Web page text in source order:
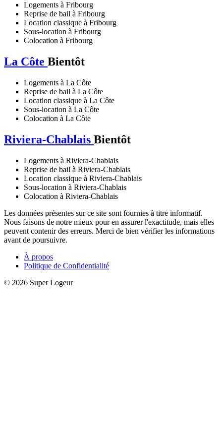
Logements à Fribourg
Reprise de bail à Fribourg
Location classique à Fribourg
Sous-location à Fribourg
Colocation à Fribourg
La Côte Bientôt
Logements à La Côte
Reprise de bail à La Côte
Location classique à La Côte
Sous-location à La Côte
Colocation à La Côte
Riviera-Chablais Bientôt
Logements à Riviera-Chablais
Reprise de bail à Riviera-Chablais
Location classique à Riviera-Chablais
Sous-location à Riviera-Chablais
Colocation à Riviera-Chablais
Les données présentes sur ce site sont fournies à titre informatif.
Nous faisons de notre mieux pour en assurer l'exactitude, mais elles
peuvent contenir des erreurs. Merci de bien vérifier les informations
avant de poursuivre.
À propos
Politique de Confidentialité
© 2026 Super Logeur